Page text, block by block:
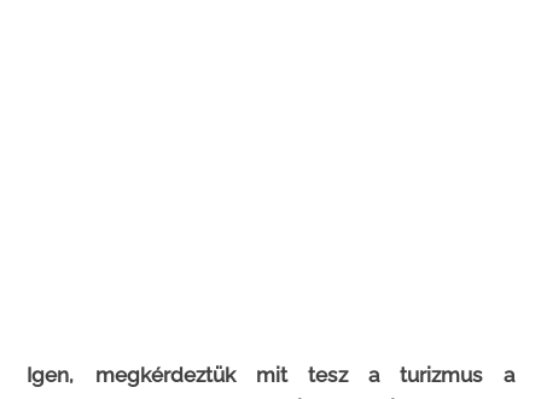
Igen, megkérdeztük mit tesz a turizmus a